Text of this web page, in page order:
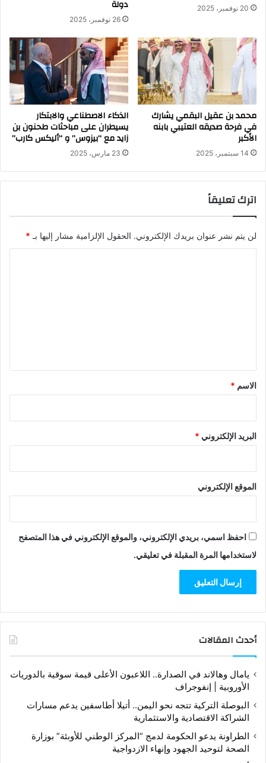
20 نوفمبر، 2025 دولة
26 نوفمبر، 2025
محمد بن عقيل البقمي يشارك
في فرحة صديقه العتيبي بابنه
الأكبر
14 سبتمبر، 2025
الذكاء الاصطناعي والابتكار
يسيطران على مباحثات طحنون بن
زايد مع “بيزوس” و “أليكس كارب”
23 مارس، 2025
اترك تعليقاً
لن يتم نشر عنوان بريدك الإلكتروني. الحقول الإلزامية مشار إليها بـ *
*
الاسم *
البريد الإلكتروني *
الموقع الإلكتروني
احفظ اسمي، بريدي الإلكتروني، والموقع الإلكتروني في هذا المتصفح
لاستخدامها المرة المقبلة في تعليقي.
أحدث المقالات
يامال وهالاند في الصدارة.. اللاعبون الأعلى قيمة سوقية بالدوريات
الأوروبية | إنفوجراف
البوصلة التركية تتجه نحو اليمن.. أتيلا أطاسفين يدعم مسارات
الشراكة الاقتصادية والاستثمارية
الطراونة يدعو الحكومة لدمج “المركز الوطني للأوبئة” بوزارة
الصحة لتوحيد الجهود وإنهاء الازدواجية